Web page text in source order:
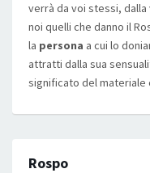
verrà da voi stessi, dalla
noi quelli che danno il
la persona a cui lo
attratti dalla sua
significato del
Rospo